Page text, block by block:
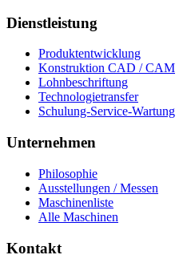
Dienstleistung
Produktentwicklung
Konstruktion CAD / CAM
Lohnbeschriftung
Technologietransfer
Schulung-Service-Wartung
Unternehmen
Philosophie
Ausstellungen / Messen
Maschinenliste
Alle Maschinen
Kontakt